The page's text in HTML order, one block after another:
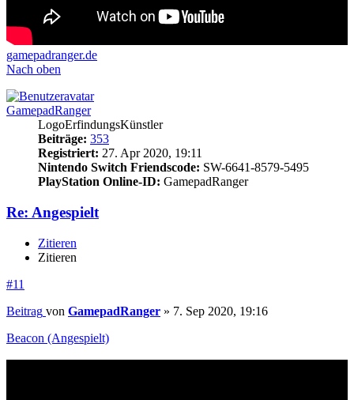
gamepadranger.de
Nach oben
GamepadRanger
LogoErfindungsKünstler
Beiträge: 353
Registriert: 27. Apr 2020, 19:11
Nintendo Switch Friendscode: SW-6641-8579-5495
PlayStation Online-ID: GamepadRanger
Re: Angespielt
Zitieren
Zitieren
#11
Beitrag von GamepadRanger » 7. Sep 2020, 19:16
Beacon (Angespielt)